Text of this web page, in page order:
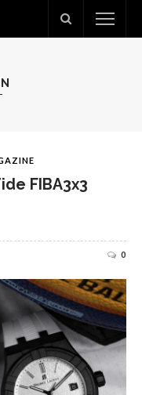
FIBA3x3
0